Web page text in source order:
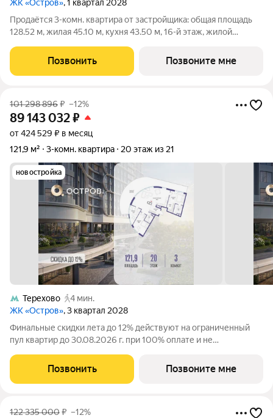
ЖК «Остров», 1 квартал 2028
Продаётся 3-комн. квартира от застройщика: общая площадь
128.52 м, жилая 45.10 м, кухня 43.50 м, 16-й этаж, жилой
2028 года. 3 совмещенных санузла. В жилой зоне 2 больших
окна на одну
Позвонить Позвоните мне
101 298 896₽ –12%
89 143 032₽
от 424 529 ₽ в месяц
121,9 м²
3-комн. квартира 20 этаж из 21
новостройка
Терехово
4 мин.
ЖК «Остров», 3 квартал 2028
Финальные скидки лета до 12% действуют на ограниченный
пул квартир до 30.08.2026 г. при 100% оплате и не
застройщика: общая площадь 121.92 м, жилая 41.20 м, кухня
44.20 м, 20-й этаж, жилой
Позвонить Позвоните мне
122 335 000₽ –12%